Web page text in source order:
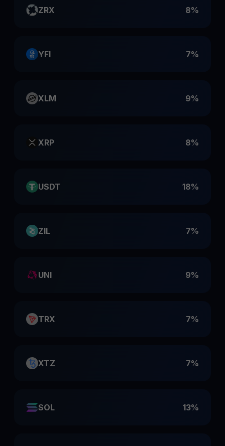
ZRX 8%
YFI 7%
XLM 9%
XRP 8%
USDT 18%
ZIL 7%
UNI 9%
TRX 7%
XTZ 7%
SOL 13%